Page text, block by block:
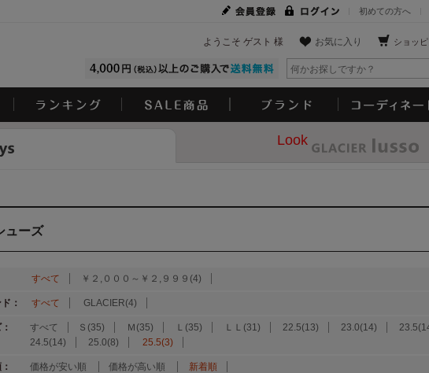
初めての方へ
ショッ
お気に入り
ようこそ ゲスト 様
Look
ューズ
すべて ￥２,０００～￥２,９９９(4)
： すべて GLACIER(4)
すべて Ｓ(35) Ｍ(35) Ｌ(35) ＬＬ(31) 22.5(13) 23.0(14)
24.5(14)
25.0(8) 25.5(3)
価格が安い順 価格が高い順 新着順